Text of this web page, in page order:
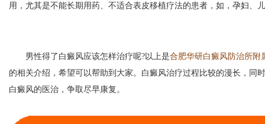
用，尤其是不能长期用药、不适合表皮移植疗法的患者，如，孕妇、
男性得了白癜风应该怎样治疗呢?以上是合肥华研白癜风防治所附
的相关介绍，希望可以帮助到大家。白癜风治疗过程比较的漫长，同
白癜风的医治，争取尽早康复。